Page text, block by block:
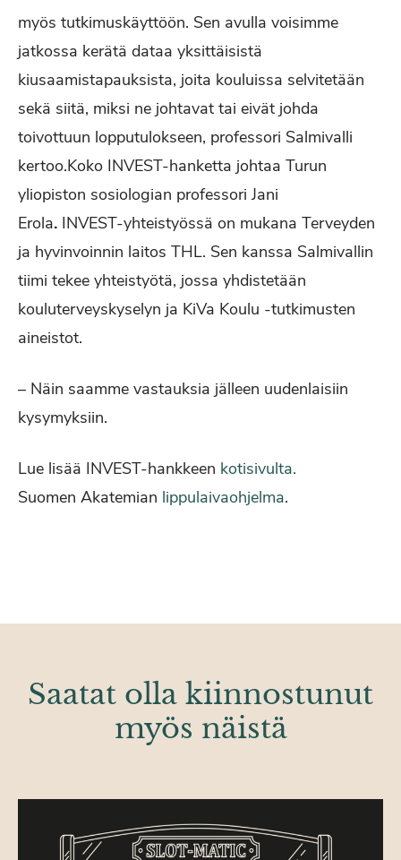
myös tutkimuskäyttöön. Sen avulla voisimme
jatkossa kerätä dataa yksittäisistä
kiusaamistapauksista, joita kouluissa selvitetään
sekä siitä, miksi ne johtavat tai eivät johda
toivottuun lopputulokseen, professori Salmivalli
kertoo.Koko INVEST-hanketta johtaa Turun
yliopiston sosiologian professori Jani
Erola. INVEST-yhteistyössä on mukana Terveyden
ja hyvinvoinnin laitos THL. Sen kanssa Salmivallin
tiimi tekee yhteistyötä, jossa yhdistetään
kouluterveyskyselyn ja KiVa Koulu -tutkimusten
aineistot.
– Näin saamme vastauksia jälleen uudenlaisiin
kysymyksiin.
Lue lisää INVEST-hankkeen kotisivulta.
Suomen Akatemian lippulaivaohjelma.
Saatat olla kiinnostunut
myös näistä